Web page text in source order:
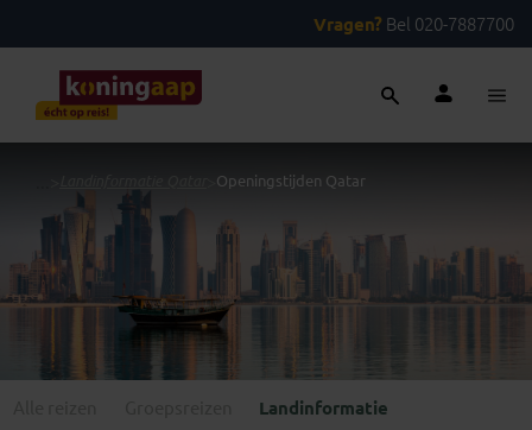
Vragen? Bel 020-7887700
Openingstijden Qatar
Landinformatie